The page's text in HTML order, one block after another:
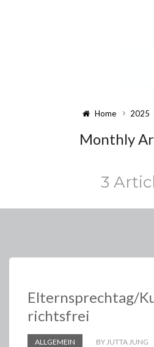
Home 2025
Monthly
3
Elternsprechtag/
richtsfrei
ALLGEMEIN BY JUTTA JUNG